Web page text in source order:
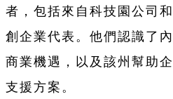
者，包括來自科技園公司
創企業代表。他們認識了
商業機遇，以及該州幫助
支援方案。